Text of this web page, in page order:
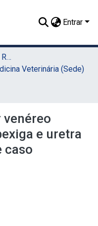
Entrar
01. Universidade Federal Rural de Pernambuco - UFRPE (Sede)
Veterinária (Sede)
e uretra
caso